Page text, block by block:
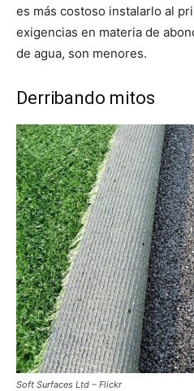
es más costoso instalarlo al
exigencias en materia de
de agua, son menores.
Derribando mitos
Soft Surfaces Ltd – Flickr